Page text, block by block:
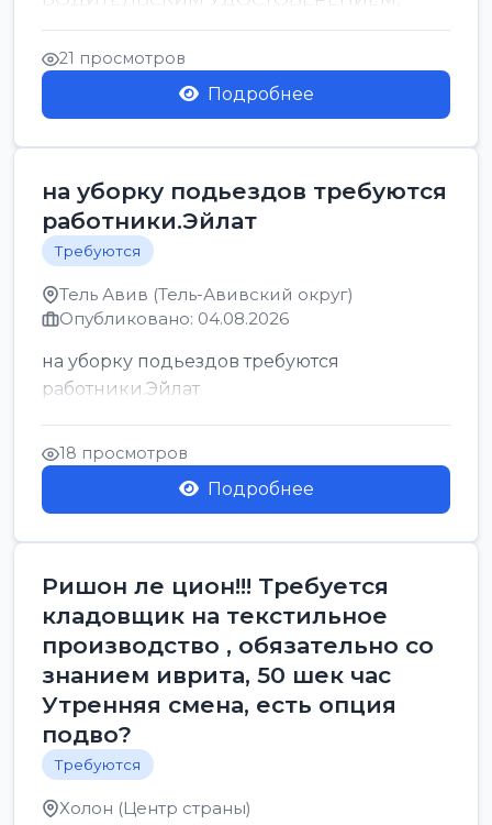
ПРИВЕТСТВУЮТСЯ НАВЫКИ СВАРЩИКА.
ОБУЧЕНИЕ В ПРОЦ...
21 просмотров
Подробнее
на уборку подьездов требуются
работники.Эйлат
Требуются
Тель Авив (Тель-Авивский округ)
Опубликовано: 04.08.2026
на уборку подьездов требуются
работники.Эйлат
18 просмотров
Подробнее
Ришон ле цион!!! Требуется
кладовщик на текстильное
производство , обязательно со
знанием иврита, 50 шек час
Утренняя смена, есть опция
подво?
Требуются
Холон (Центр страны)